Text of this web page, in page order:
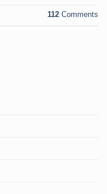
112 Comments